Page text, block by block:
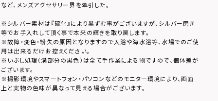
など、メンズアクセサリー界を牽引した。
※シルバー素材は『硫化』により黒ずむ事がございますが、シルバー磨き
等でお手入れして頂く事で本来の輝きを取り戻します。
※故障・変色・紛失の原因となりますので入浴や海水浴等、水場でのご使
用は出来るだけお控えください。
※いぶし処理（溝部分の黒色）は全て手作業による物ですので、個体差が
ございます。
※撮影環境やスマートフォン・パソコンなどのモニター環境により、画面
上と実物の色味が異なって見える場合がございます。